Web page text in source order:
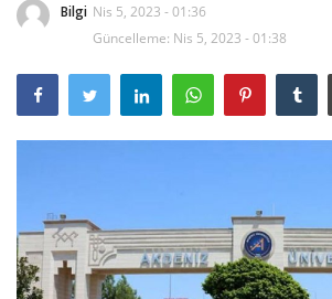
Üniversite Yayınları
Tarım
Enerji
Tubitak
Bilgi Nis 5, 2023 - 01:36
Güncelleme: Nis 5, 2023 - 01:38